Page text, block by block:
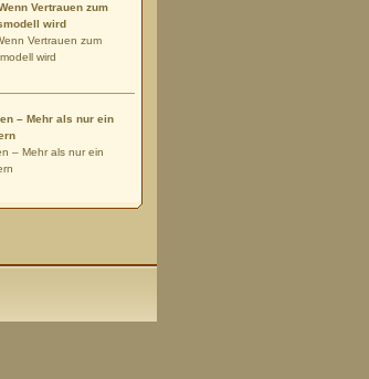
Vertrauen zum
wird
Vertrauen zum
wird
– Mehr als nur ein
– Mehr als nur ein